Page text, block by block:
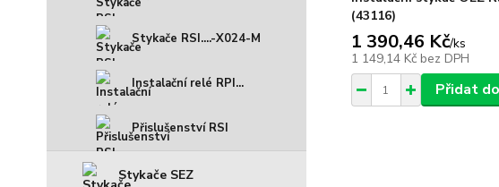
Stykače RSI....-X024-M
Instalační relé RPI...
Přislušenství RSI
Stykače SEZ
(43116)
1 390,46 Kč/ks
1 149,14 Kč bez DPH
Přidat